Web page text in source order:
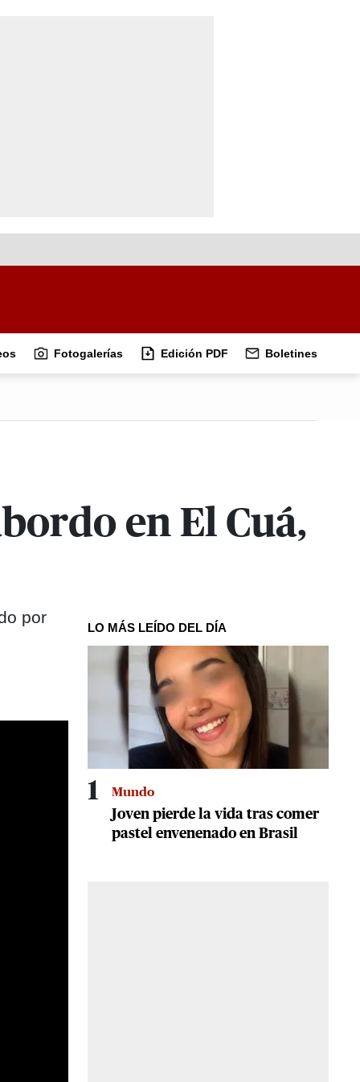
Fotogalerías Edición PDF Boletines
en El Cuá,
por
LO MÁS LEÍDO DEL DÍA
1 Mundo
Joven pierde la vida tras comer
pastel envenenado en Brasil